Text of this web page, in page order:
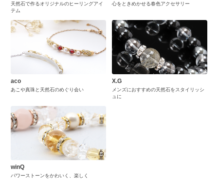
天然石で作るオリジナルのヒーリングアイ
テム
心をときめかせる春色アクセサリー
aco
あこや真珠と天然石のめぐり会い
X.G
メンズにおすすめの天然石をスタイリッシ
ュに
winQ
パワーストーンをかわいく、楽しく